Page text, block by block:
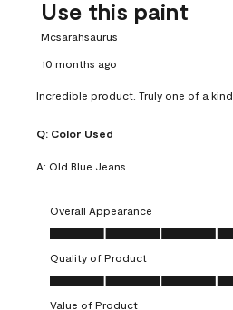
Use this paint
Mcsarahsaurus
10 months ago
Incredible product. Truly one of a kind.
Q: Color Used
A: Old Blue Jeans
Overall Appearance
Overall Appearance, 5.0 out of 5
Quality of Product
Quality of Product, 5.0 out of 5
Value of Product